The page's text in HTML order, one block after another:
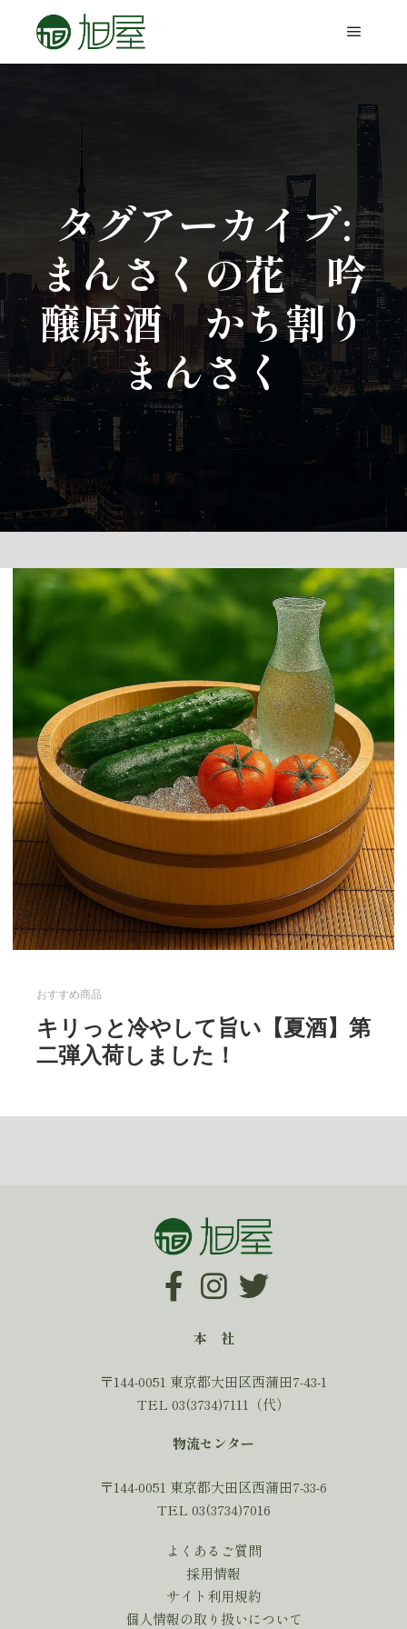
タグアーカイブ:
まんさくの花 吟
醸原酒 かち割り
まんさく
おすすめ商品
キリっと冷やして旨い【夏酒】第
二弾入荷しました！
本 社
〒144-0051 東京都大田区西蒲田7-43-1
TEL 03(3734)7111（代）
物流センター
〒144-0051 東京都大田区西蒲田7-33-6
TEL 03(3734)7016
よくあるご質問
採用情報
サイト利用規約
個人情報の取り扱いについて